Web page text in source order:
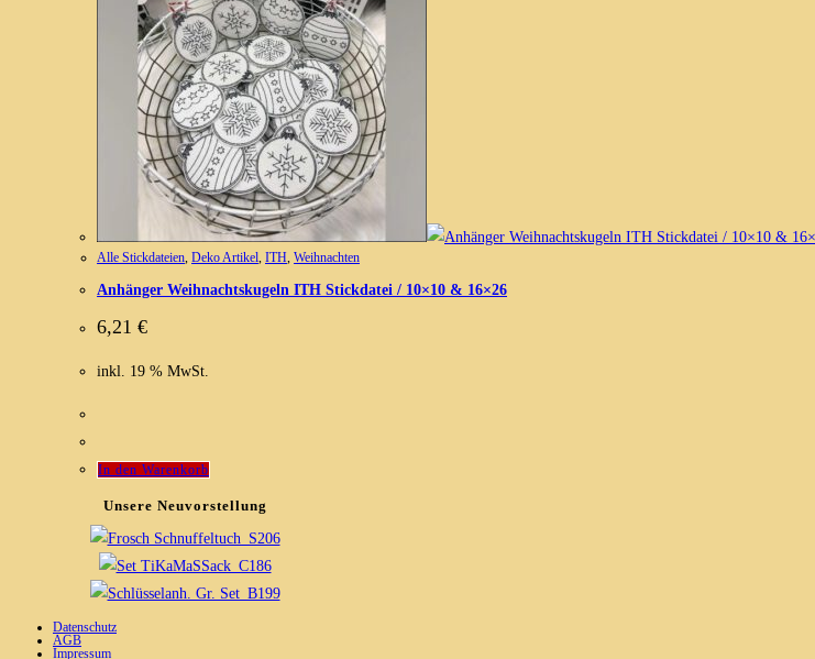
Alle Stickdateien, Deko Artikel, ITH, Weihnachten
Anhänger Weihnachtskugeln ITH Stickdatei / 10×10 & 16×26
6,21 €
inkl. 19 % MwSt.
In den Warenkorb
Unsere Neuvorstellung
Datenschutz
AGB
Impressum